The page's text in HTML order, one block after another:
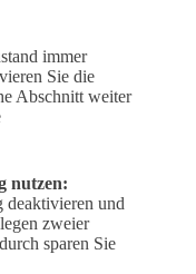
immer
Sie die
Abschnitt weiter
nutzen:
deaktivieren und
zweier
sparen Sie